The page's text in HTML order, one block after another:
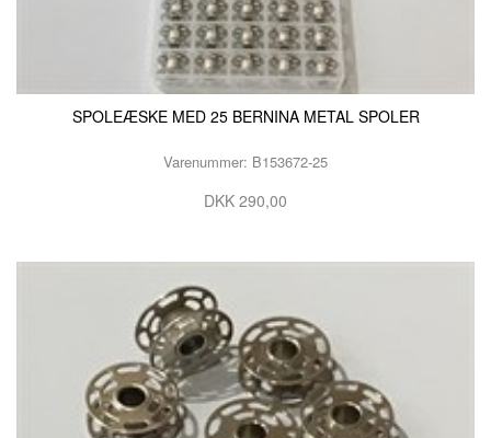
SPOLEÆSKE MED 25 BERNINA METAL SPOLER
Varenummer: B153672-25
DKK 290,00